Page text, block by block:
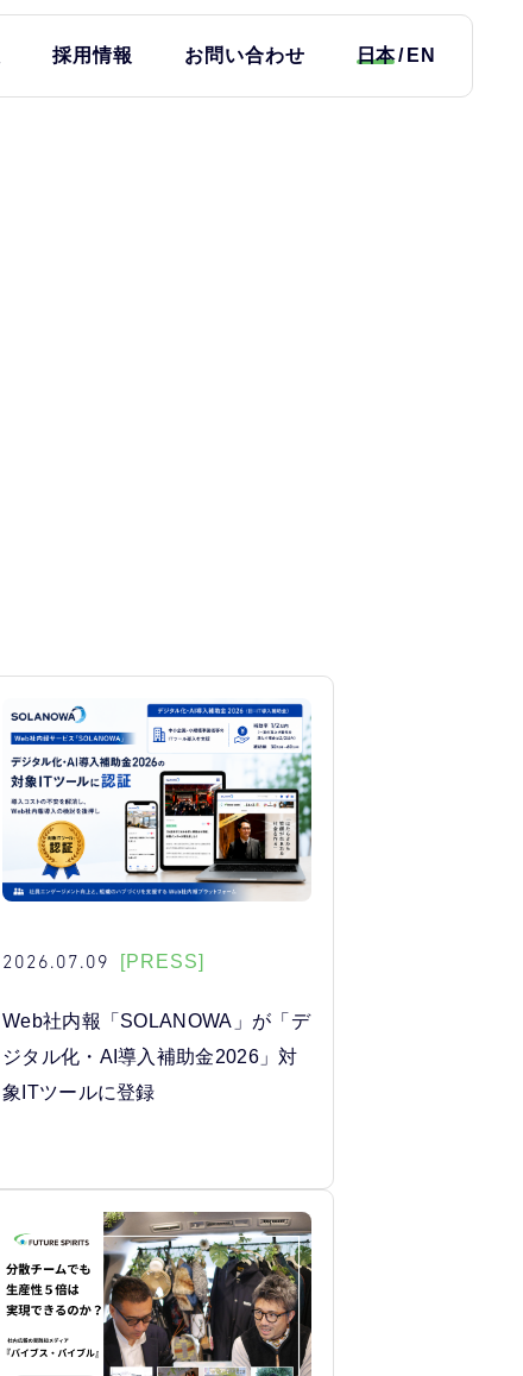
採用情報 お問い合わせ 日本 EN
2026.07.09 [PRESS]
Web社内報「SOLANOWA」が「デ
ジタル化・AI導入補助金2026」対
象ITツールに登録